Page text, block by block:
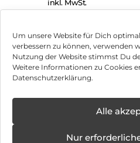
Um unsere Website für Dich
verbessern zu können, verwenden
Nutzung der Website stimmst Du
Weitere Informationen zu Cookies
Datenschutzerklärung.
Alle
Nur
inkl. MwSt.
Impressum